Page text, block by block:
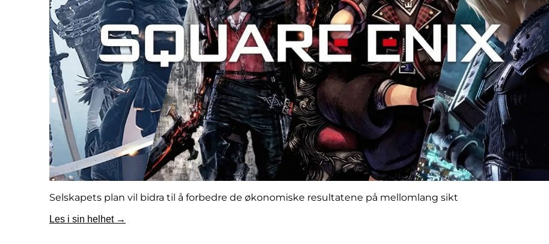
Selskapets plan vil bidra til å forbedre de økonomiske resultatene på mellomlang sikt
Les i sin helhet →